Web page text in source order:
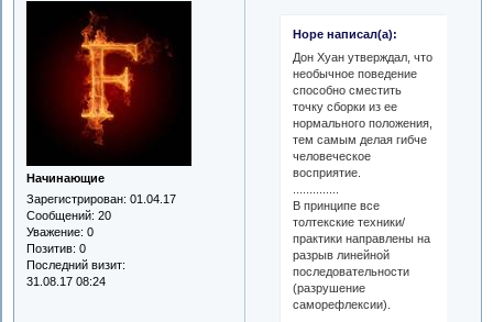
Начинающие
Зарегистрирован: 01.04.17
Сообщений: 20
Уважение: 0
Позитив: 0
Последний визит:
31.08.17 08:24
Hope написал(а):
Дон Хуан утверждал, что
необычное поведение
способно сместить
точку сборки из ее
нормального положения,
тем самым делая гибче
человеческое
восприятие.
В принципе все
толтекские техники/
практики направлены на
разрыв линейной
последовательности
(разрушение
саморефлексии).